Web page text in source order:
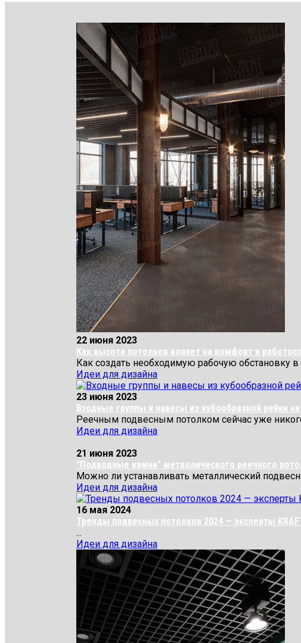
22 июня 2023
Как высота потолков влияет на комфорт и
Как создать необходимую рабочую обстановку
Идеи для дизайна
23 июня 2023
Входные группы и навесы из кубообразной рейки
Реечным подвесным потолком сейчас уже
Идеи для дизайна
21 июня 2023
"Подводные камни" металлического реечного
Можно ли устанавливать металлический
Идеи для дизайна
16 мая 2024
Тренды подвесных потолков 2024 — эксперты
...
Идеи для дизайна